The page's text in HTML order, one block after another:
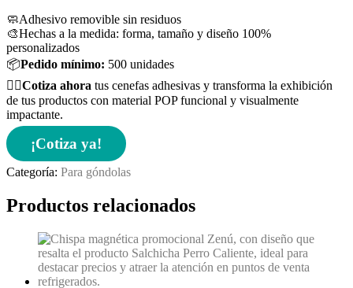
🧼Adhesivo removible sin residuos
🎨Hechas a la medida: forma, tamaño y diseño 100%
personalizados
📦Pedido mínimo: 500 unidades
👉🏻Cotiza ahora tus cenefas adhesivas y transforma la exhibición
de tus productos con material POP funcional y visualmente
impactante.
¡Cotiza ya!
Categoría: Para góndolas
Productos relacionados